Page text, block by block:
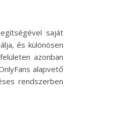
saját
és különösen
azonban
alapvető
rendszerben